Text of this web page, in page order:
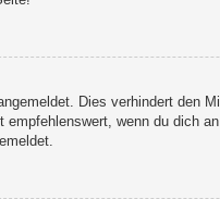
Dies verhindert den
wenn du dich